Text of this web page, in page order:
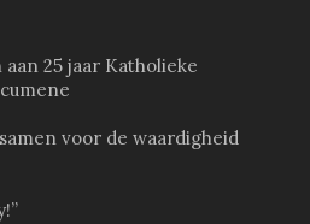
25 jaar Katholieke
voor de waardigheid